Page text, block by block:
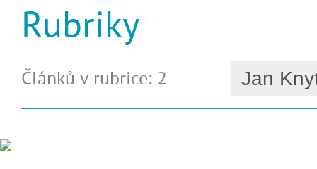
Rubriky
Článků v rubrice: 2